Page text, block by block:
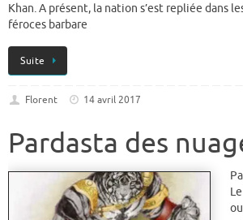
Khan. A présent, la nation s’est repliée dans
féroces barbare
Suite
Florent 14 avril 2017
Pardasta des